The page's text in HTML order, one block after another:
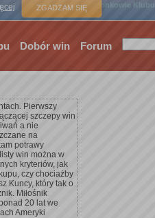
ZGADZAM SIĘ
Strona główna Członkowie Klubu
Dobór win Forum
Pierwszy
szczepy win
a nie
na
potrawy
win można w
kryteriów, jak
czy chociażby
Kuncy, który tak o
Miłośnik
20 lat we
Ameryki